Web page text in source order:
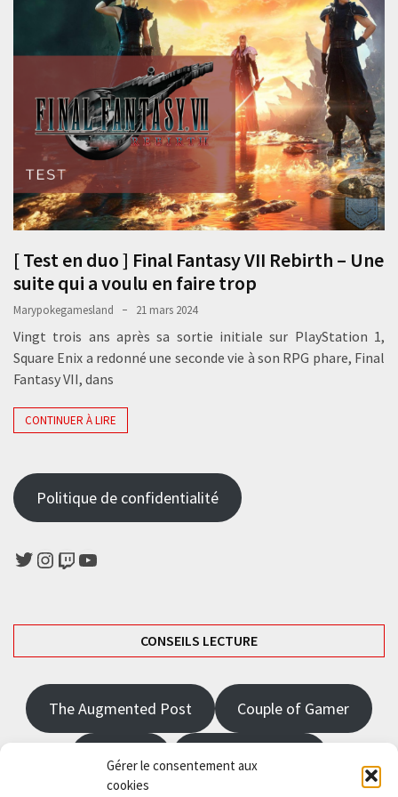
Gérer le consentement aux
cookies
[ Test en duo ] Final Fantasy VII Rebirth – Une
suite qui a voulu en faire trop
Marypokegamesland 21 mars 2024
Vingt trois ans après sa sortie initiale sur PlayStation 1,
Square Enix a redonné une seconde vie à son RPG phare, Final
Fantasy VII, dans
CONTINUER À LIRE
Politique de confidentialité
Twitter
Instagram
TwitchYouTube
CONSEILS LECTURE
The Augmented Post Couple of Gamer
JRPGFR State of Gaming